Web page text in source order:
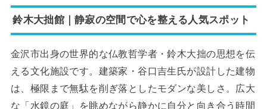
鈴木大拙館｜静寂の空間で心を整える人気スポット
金沢市出身の世界的な仏教哲学者・鈴木大拙の思想を伝
える文化施設です。建築家・谷口吉生氏が設計した建物
は、極限まで無駄を削ぎ落としたモダンな美しさ。広大
な「水鏡の庭」を眺めながら静かに自分と向き合う時間